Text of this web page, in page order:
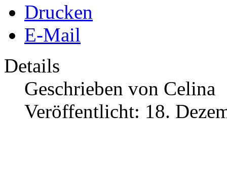
Drucken
E-Mail
Details
Geschrieben von Celina
Veröffentlicht: 18.